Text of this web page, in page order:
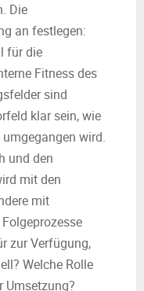
Die
an festlegen:
für die
Fitness des
sind
klar sein, wie
wird.
und den
mit den
mit
zur Verfügung,
Welche Rolle
Umsetzung?